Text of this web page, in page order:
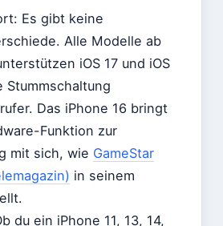
Es gibt keine
Alle Modelle ab
iOS 17 und iOS
Stummschaltung
Das iPhone 16 bringt
Funktion zur
mit sich, wie GameStar
in seinem
du ein iPhone 11, 13, 14,